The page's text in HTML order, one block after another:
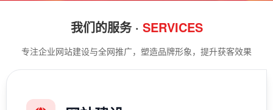
我们的服务 · SERVICES
专注企业网站建设与全网推广，塑造品牌形象，提升获客效果